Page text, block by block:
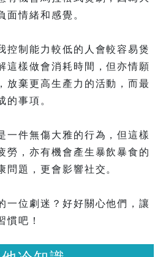
面情緒和感覺。
控制能力較低的人會較容易煲
這樣做會消耗時間，但亦情願
放棄更高生產力的活動，而最
的事項。
一件無傷大雅的行為，但這樣
勞，亦有機會產生暴飲暴食的
問題，更會影響社交。
一位劇迷？好好關心他們，讓
慣吧！